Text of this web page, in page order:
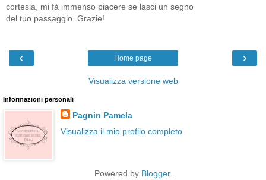
cortesia, mi fà immenso piacere se lasci un segno
del tuo passaggio. Grazie!
‹ ›
Home page
Visualizza versione web
Informazioni personali
Pagnin Pamela
Visualizza il mio profilo completo
Powered by Blogger.